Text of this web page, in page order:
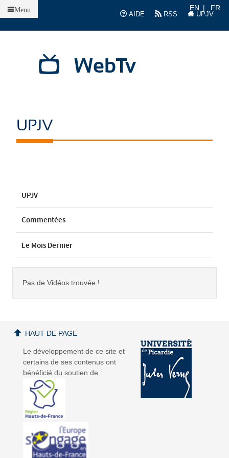
AIDE
RSS UPJV
EN FR
WebTv
Menu
UPJV
UPJV
Commentées
Le Mois Dernier
Pas de Vidéos trouvée !
Le développement de ce site et
certains de ses contenus ont
bénéficié du soutien de :
HAUT DE PAGE